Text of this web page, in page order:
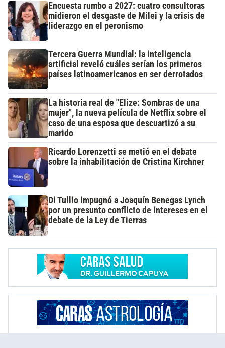
Encuesta rumbo a 2027: cuatro consultoras
midieron el desgaste de Milei y la crisis de
liderazgo en el peronismo
Tercera Guerra Mundial: la inteligencia
artificial reveló cuáles serían los primeros
países latinoamericanos en ser derrotados
La historia real de "Elize: Sombras de una
mujer", la nueva película de Netflix sobre el
caso de una esposa que descuartizó a su
marido
Ricardo Lorenzetti se metió en el debate
sobre la inhabilitación de Cristina Kirchner
Di Tullio impugnó a Joaquín Benegas Lynch
por un presunto conflicto de intereses en el
debate de la Ley de Tierras